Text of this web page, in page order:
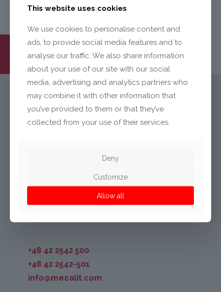
KONTAKT
+48 42 2542 500
+48 42 2542-501
info@mecalit.com
This website uses cookies
We use cookies to personalise content and
ads, to provide social media features and to
analyse our traffic. We also share information
about your use of our site with our social
media, advertising and analytics partners who
may combine it with other information that
you’ve provided to them or that they’ve
collected from your use of their services.
Deny
Customize
Allow all